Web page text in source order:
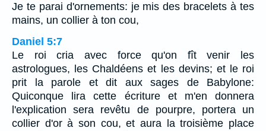
Je te parai d'ornements: je mis des bracelets à tes
mains, un collier à ton cou,
Daniel 5:7
Le roi cria avec force qu'on fît venir les
astrologues, les Chaldéens et les devins; et le roi
prit la parole et dit aux sages de Babylone:
Quiconque lira cette écriture et m'en donnera
l'explication sera revêtu de pourpre, portera un
collier d'or à son cou, et aura la troisième place